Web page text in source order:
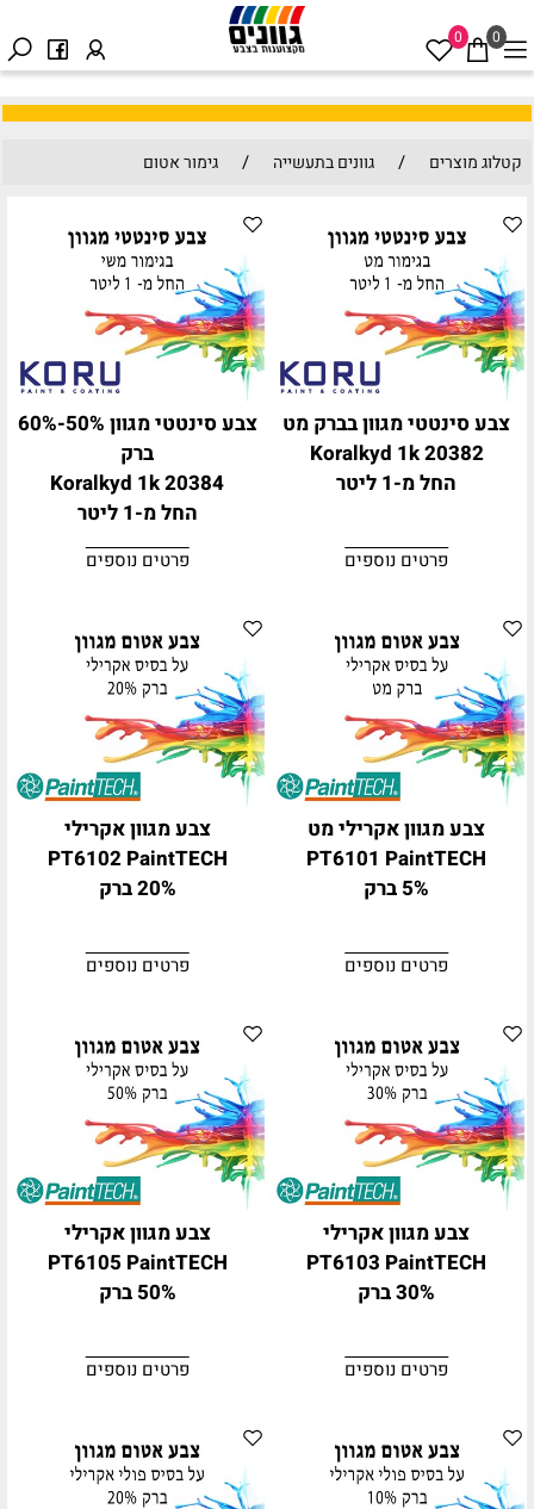
0
0
קטלוג מוצרים / גוונים בתעשייה / גימור אטום
צבע סינטטי מגוון בברק מט
Koralkyd 1k 20382
החל מ-1 ליטר
פרטים נוספים
צבע סינטטי מגוון 50%-60%
ברק
Koralkyd 1k 20384
החל מ-1 ליטר
פרטים נוספים
צבע מגוון אקרילי מט
PT6101 PaintTECH
5% ברק
פרטים נוספים
צבע מגוון אקרילי
PT6102 PaintTECH
20% ברק
פרטים נוספים
צבע מגוון אקרילי
PT6103 PaintTECH
30% ברק
פרטים נוספים
צבע מגוון אקרילי
PT6105 PaintTECH
50% ברק
פרטים נוספים